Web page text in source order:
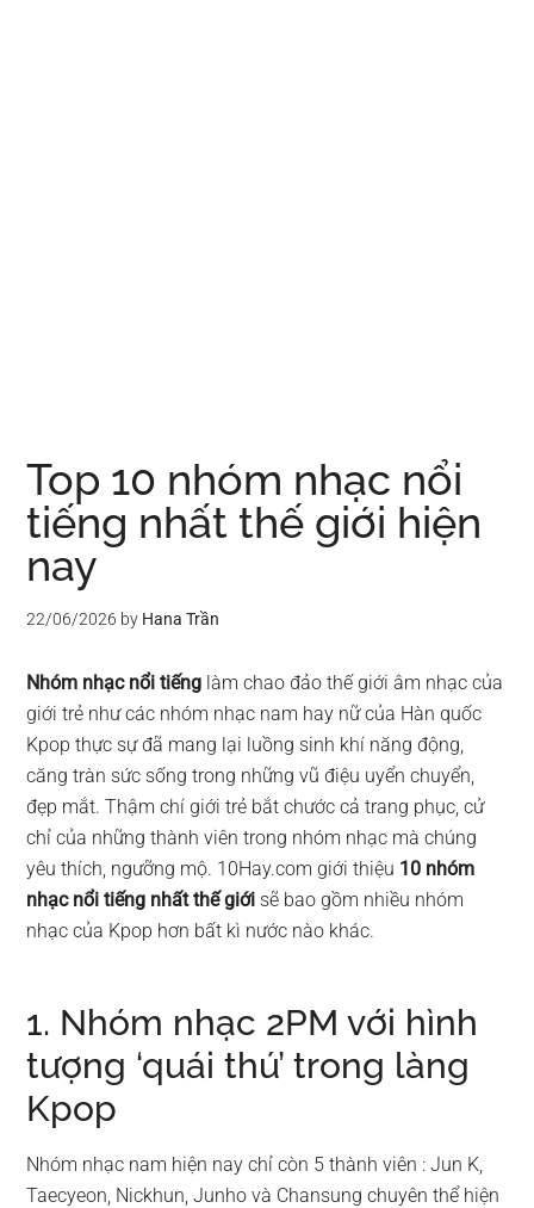
Top 10 nhóm nhạc nổi
tiếng nhất thế giới hiện
nay
22/06/2026 by Hana Trần
Nhóm nhạc nổi tiếng làm chao đảo thế giới âm nhạc của
giới trẻ như các nhóm nhạc nam hay nữ của Hàn quốc
Kpop thực sự đã mang lại luồng sinh khí năng động,
căng tràn sức sống trong những vũ điệu uyển chuyển,
đẹp mắt. Thậm chí giới trẻ bắt chước cả trang phục, cử
chỉ của những thành viên trong nhóm nhạc mà chúng
yêu thích, ngưỡng mộ. 10Hay.com giới thiệu 10 nhóm
nhạc nổi tiếng nhất thế giới sẽ bao gồm nhiều nhóm
nhạc của Kpop hơn bất kì nước nào khác.
1. Nhóm nhạc 2PM với hình
tượng ‘quái thú’ trong làng
Kpop
Nhóm nhạc nam hiện nay chỉ còn 5 thành viên : Jun K,
Taecyeon, Nickhun, Junho và Chansung chuyên thể hiện